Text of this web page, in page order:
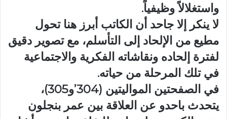
واستغلالاً وظيفياً.
لا ينكر إلا جاحد أن الكاتب أبرز هنا تحول
مطيع من الإلحاد إلى التأسلم، مع تصوير دقيق
لفترة إلحاده ونقاشاته الفكرية والاجتماعية
في تلك المرحلة من حياته.
في الصفحتين المواليتين (304’و305)،
يتحدث باحدو عن العلاقة بين عمر بنجلون